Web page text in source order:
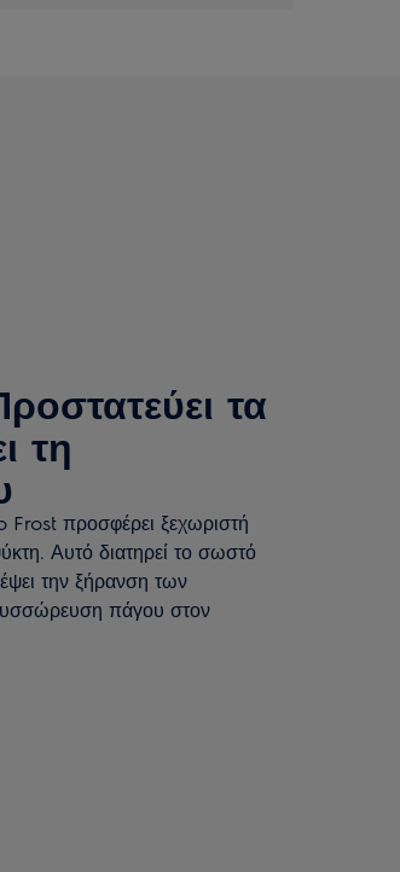
τα
τη
προσφέρει ξεχωριστή
Αυτό διατηρεί το σωστό
την ξήρανση των
πάγου στον